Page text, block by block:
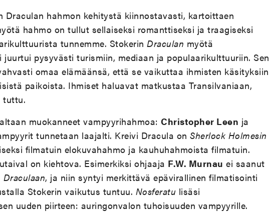
Draculan hahmon kehitystä kiinnostavasti, kartoittaen
hahmo on tullut sellaiseksi romanttiseksi ja traagiseksi
tunnemme. Stokerin Draculan myötä
pysyvästi turismiin, mediaan ja populaarikulttuuriin. Sen
omaa elämäänsä, että se vaikuttaa ihmisten käsityksiin
paikoista. Ihmiset haluavat matkustaa Transilvaniaan,
tuttu.
muokanneet vampyyrihahmoa: Christopher Leen ja
tunnetaan laajalti. Kreivi Dracula on Sherlock Holmesin
filmatuin elokuvahahmo ja kauhuhahmoista filmatuin.
on kiehtova. Esimerkiksi ohjaaja F.W. Murnau ei saanut
Draculaan, ja niin syntyi merkittävä epävirallinen filmatisointi
Stokerin vaikutus tuntuu. Nosferatu lisäsi
uuden piirteen: auringonvalon tuhoisuuden vampyyrille.